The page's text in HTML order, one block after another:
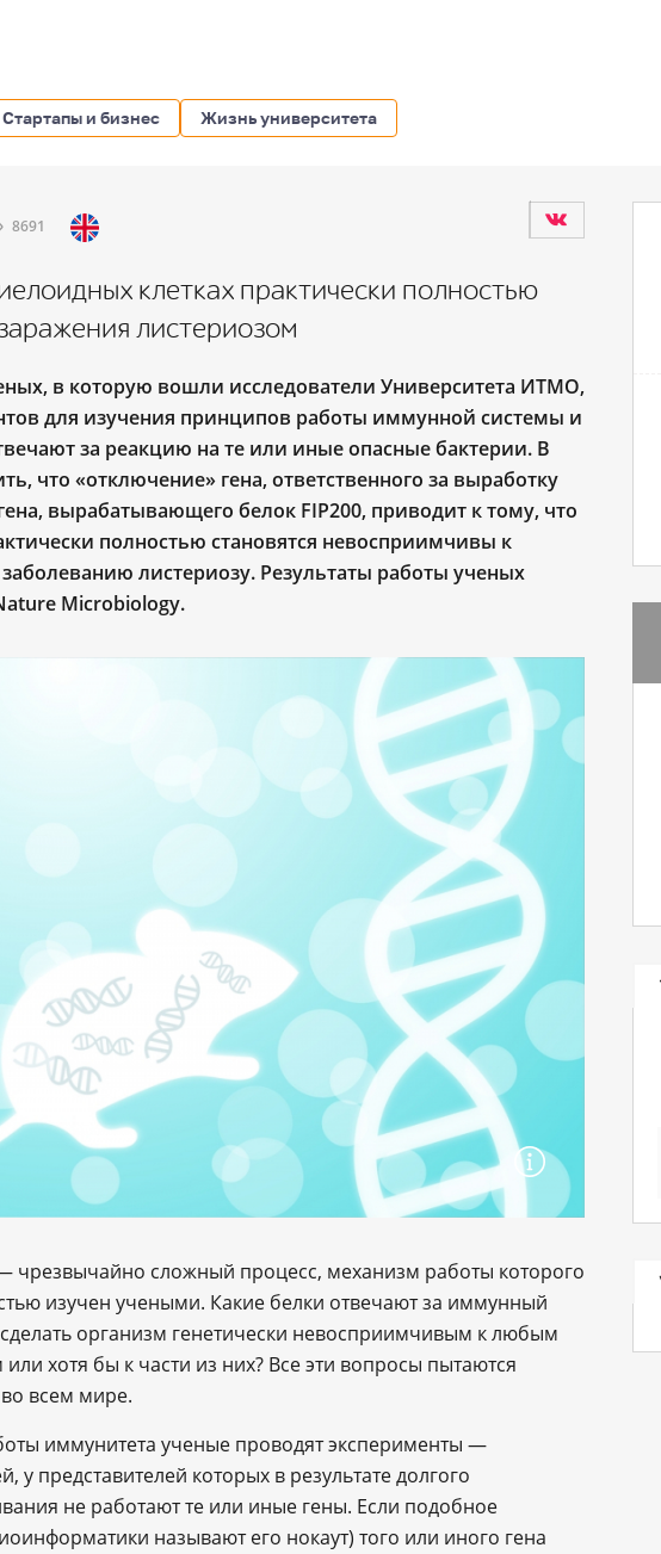
Стартапы и бизнес Жизнь университета
8691
клетках практически полностью
листериозом
в которую вошли исследователи Университета ИТМО,
для изучения принципов работы иммунной системы и
за реакцию на те или иные опасные бактерии. В
что «отключение» гена, ответственного за выработку
вырабатывающего белок FIP200, приводит к тому, что
полностью становятся невосприимчивы к
листериозу. Результаты работы ученых
Microbiology.
чрезвычайно сложный процесс, механизм работы которого
изучен учеными. Какие белки отвечают за иммунный
организм генетически невосприимчивым к любым
хотя бы к части из них? Все эти вопросы пытаются
всем мире.
иммунитета ученые проводят эксперименты —
представителей которых в результате долгого
не работают те или иные гены. Если подобное
называют его нокаут) того или иного гена